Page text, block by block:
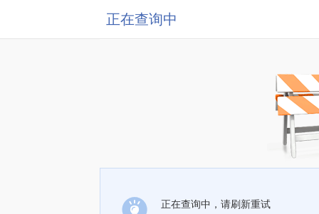
正在查询中
正在查询中，请刷新重试